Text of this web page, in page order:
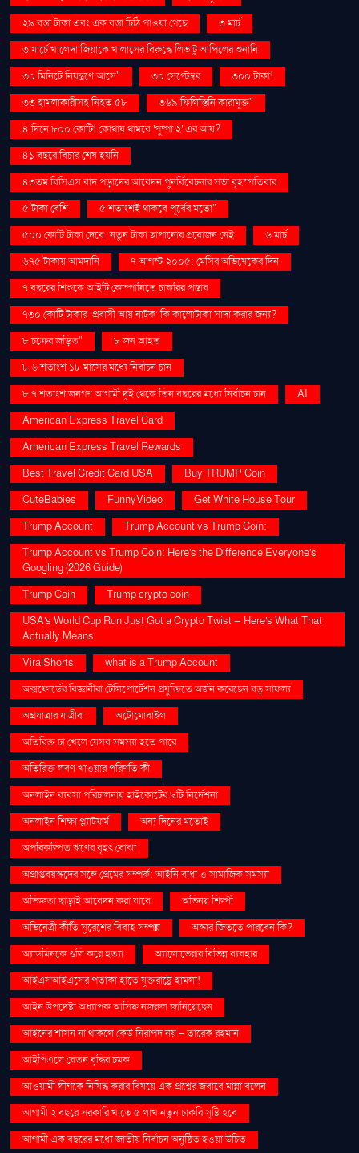
২৯ বস্তা টাকা এবং এক বস্তা চিঠি পাওয়া গেছে
৩ মার্চ
৩ মার্চে খালেদা জিয়াকে খালাসের বিরুদ্ধে লিভ টু আপিলের শুনানি
৩০ মিনিটে নিয়ন্ত্রণে আসে"
৩০ সেপ্টেম্বর
৩০০ টাকা!
৩৩ হামলাকারীসহ নিহত ৫৮
৩৬৯ ফিলিস্তিনি কারামুক্ত"
৪ দিনে ৮০০ কোটি! কোথায় থামবে 'পুষ্পা ২' এর আয়?
৪১ বছরে বিচার শেষ হয়নি
৪৩তম বিসিএস বাদ পড়াদের আবেদন পুনর্বিবেচনার সভা বৃহস্পতিবার
৫ টাকা বেশি
৫ শতাংশই থাকবে পূর্বের মতো"
৫০০ কোটি টাকা দেবে: নতুন টাকা ছাপানোর প্রয়োজন নেই
৬ মার্চ
৬৭৫ টাকায় আমদানি
৭ আগস্ট ২০০৫: মেসির অভিষেকের দিন
৭ বছরের শিশুকে আইটি কোম্পানিতে চাকরির প্রস্তাব
৭৩০ কোটি টাকার ‘প্রবাসী আয় নাটক’ কি কালোটাকা সাদা করার জন্য?
৮ চক্রের জড়িত"
৮ জন আহত
৮.৬ শতাংশ ১৮ মাসের মধ্যে নির্বাচন চান
৮.৭ শতাংশ জনগণ আগামী দুই থেকে তিন বছরের মধ্যে নির্বাচন চান
AI
American Express Travel Card
American Express Travel Rewards
Best Travel Credit Card USA
Buy TRUMP Coin
CuteBabies
FunnyVideo
Get White House Tour
Trump Account
Trump Account vs Trump Coin:
Trump Account vs Trump Coin: Here's the Difference Everyone's
Googling (2026 Guide)
Trump Coin
Trump crypto coin
USA's World Cup Run Just Got a Crypto Twist — Here's What That
Actually Means
ViralShorts
what is a Trump Account
অক্সফোর্ডের বিজ্ঞানীরা টেলিপোর্টেশন প্রযুক্তিতে অর্জন করেছেন বড় সাফল্য
অগ্রযাত্রার যাত্রীরা
অটোমোবাইল
অতিরিক্ত চা খেলে যেসব সমস্যা হতে পারে
অতিরিক্ত লবণ খাওয়ার পরিণতি কী
অনলাইন ব্যবসা পরিচালনায় হাইকোর্টের ৯টি নির্দেশনা
অনলাইন শিক্ষা প্ল্যাটফর্ম
অন্য দিনের মতোই
অপরিকল্পিত ঋণের বৃহৎ বোঝা
অপ্রাপ্তবয়স্কদের সঙ্গে প্রেমের সম্পর্ক: আইনি বাধা ও সামাজিক সমস্যা
অভিজ্ঞতা ছাড়াই আবেদন করা যাবে
অভিনয় শিল্পী
অভিনেত্রী কীর্তি সুরেশের বিবাহ সম্পন্ন
অস্কার জিততে পারবেন কি?
অ্যাডমিনকে গুলি করে হত্যা
অ্যালোভেরার বিভিন্ন ব্যবহার
আইএসআইএসের পতাকা হাতে যুক্তরাষ্ট্রে হামলা!
আইন উপদেষ্টা অধ্যাপক আসিফ নজরুল জানিয়েছেন
আইনের শাসন না থাকলে কেউ নিরাপদ নয় - তারেক রহমান
আইপিএলে বেতন বৃদ্ধির চমক
আওয়ামী লীগকে নিষিদ্ধ করার বিষয়ে এক প্রশ্নের জবাবে মান্না বলেন
আগামী ২ বছরে সরকারি খাতে ৫ লাখ নতুন চাকরি সৃষ্টি হবে
আগামী এক বছরের মধ্যে জাতীয় নির্বাচন অনুষ্ঠিত হওয়া উচিত